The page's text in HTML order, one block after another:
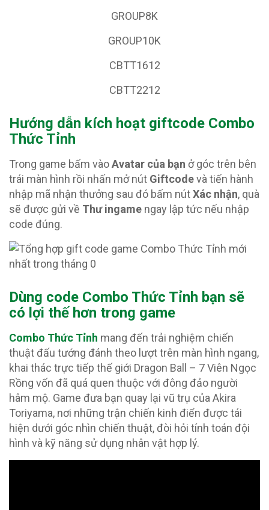
GROUP8K
GROUP10K
CBTT1612
CBTT2212
Hướng dẫn kích hoạt giftcode Combo
Thức Tỉnh
Trong game bấm vàoAvatar của bạn ở góc trên bên
trái màn hình rồi nhấn mở nút Giftcodevà tiến hành
nhập mã nhận thưởng sau đó bấm nútXác nhận, quà
sẽ được gửi về Thư ingame ngay lập tức nếu nhập
code đúng.
Dùng code Combo Thức Tỉnh bạn sẽ
có lợi thế hơn trong game
Combo Thức Tỉnh mang đến trải nghiệm chiến
thuật đấu tướng đánh theo lượt trên màn hình ngang,
khai thác trực tiếp thế giới Dragon Ball – 7 Viên Ngọc
Rồng vốn đã quá quen thuộc với đông đảo người
hâm mộ. Game đưa bạn quay lại vũ trụ của Akira
Toriyama, nơi những trận chiến kinh điển được tái
hiện dưới góc nhìn chiến thuật, đòi hỏi tính toán đội
hình và kỹ năng sử dụng nhân vật hợp lý.